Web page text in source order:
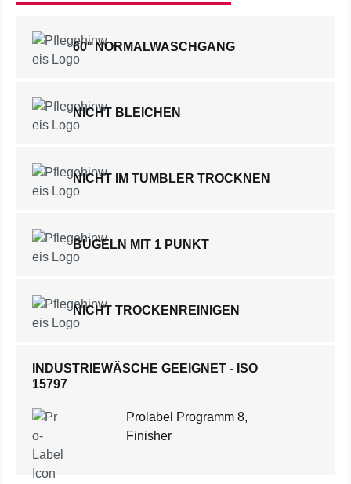
60° NORMALWASCHGANG
NICHT BLEICHEN
NICHT IM TUMBLER TROCKNEN
BÜGELN MIT 1 PUNKT
NICHT TROCKENREINIGEN
INDUSTRIEWÄSCHE GEEIGNET - ISO
15797
Prolabel Programm 8,
Finisher